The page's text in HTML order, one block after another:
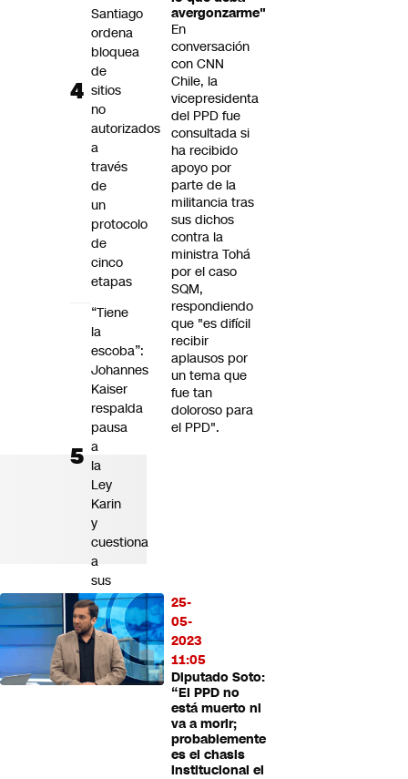
avergonzarme"
En
conversación
con CNN
Chile, la
vicepresidenta
del PPD fue
consultada si
ha recibido
apoyo por
parte de la
militancia tras
sus dichos
contra la
ministra Tohá
por el caso
SQM,
respondiendo
que "es difícil
recibir
aplausos por
un tema que
fue tan
doloroso para
el PPD".
25-
05-
2023
11:05
Diputado Soto:
“El PPD no
está muerto ni
va a morir;
probablemente
es el chasis
institucional el
Santiago
ordena
bloquea
de
sitios
no
autorizados
a
través
de
un
protocolo
de
cinco
etapas
“Tiene
la
escoba”:
Johannes
Kaiser
respalda
pausa
a
la
Ley
Karin
y
cuestiona
a
sus
detractores